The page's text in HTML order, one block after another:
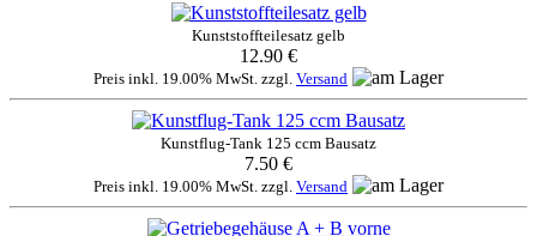
Kunststoffteilesatz gelb
12.90 €
Preis inkl. 19.00% MwSt. zzgl. Versand
Kunstflug-Tank 125 ccm Bausatz
7.50 €
Preis inkl. 19.00% MwSt. zzgl. Versand